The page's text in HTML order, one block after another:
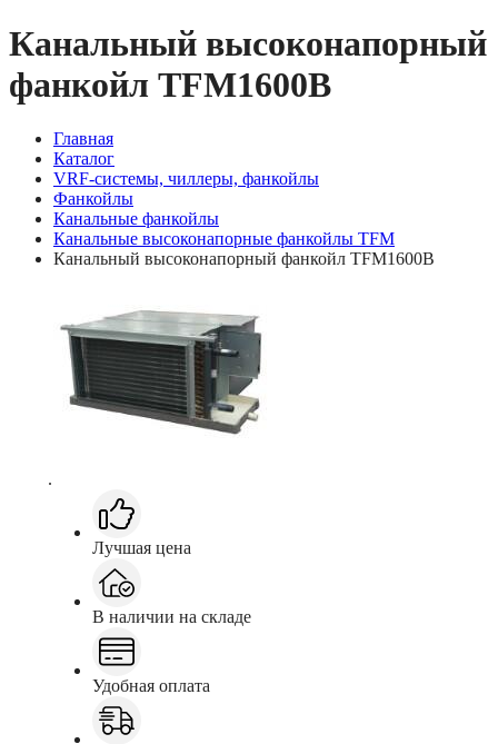
Канальный высоконапорный
фанкойл TFM1600B
Главная
Каталог
VRF-системы, чиллеры, фанкойлы
Фанкойлы
Канальные фанкойлы
Канальные высоконапорные фанкойлы TFM
Канальный высоконапорный фанкойл TFM1600B
.
Лучшая цена
В наличии на складе
Удобная оплата